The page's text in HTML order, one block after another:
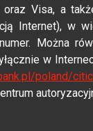
Visa, a
Internet), w
Można
w
poland/